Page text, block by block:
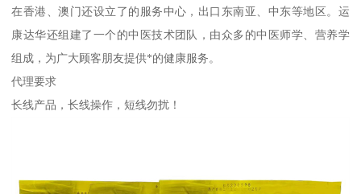
在香港、澳门还设立了的服务中心，出口东南亚、中东等地区。运
康达华还组建了一个的中医技术团队，由众多的中医师学、营养学
组成，为广大顾客朋友提供*的健康服务。
代理要求
长线产品，长线操作，短线勿扰！